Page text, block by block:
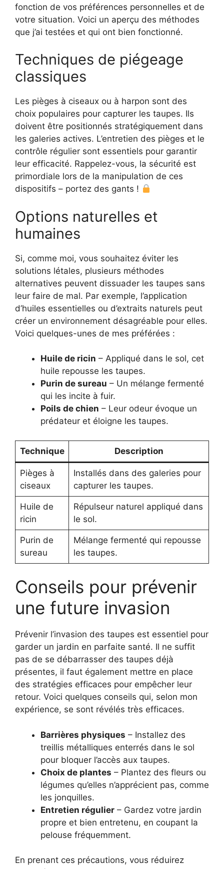
fonction de vos préférences personnelles et de
votre situation. Voici un aperçu des méthodes
que j’ai testées et qui ont bien fonctionné.
Techniques de piégeage
classiques
Les pièges à ciseaux ou à harpon sont des
choix populaires pour capturer les taupes. Ils
doivent être positionnés stratégiquement dans
les galeries actives. L’entretien des pièges et le
contrôle régulier sont essentiels pour garantir
leur efficacité. Rappelez-vous, la sécurité est
primordiale lors de la manipulation de ces
dispositifs – portez des gants !
Options naturelles et
humaines
Si, comme moi, vous souhaitez éviter les
solutions létales, plusieurs méthodes
alternatives peuvent dissuader les taupes sans
leur faire de mal. Par exemple, l’application
d’huiles essentielles ou d’extraits naturels peut
créer un environnement désagréable pour elles.
Voici quelques-unes de mes préférées :
Huile de ricin – Appliqué dans le sol, cet
huile repousse les taupes.
Purin de sureau – Un mélange fermenté
qui les incite à fuir.
Poils de chien – Leur odeur évoque un
prédateur et éloigne les taupes.
Technique Description
Pièges à
ciseaux
Installés dans des galeries pour
capturer les taupes.
Huile de
ricin
Répulseur naturel appliqué dans
le sol.
Purin de
sureau
Mélange fermenté qui repousse
les taupes.
Conseils pour prévenir
une future invasion
Prévenir l’invasion des taupes est essentiel pour
garder un jardin en parfaite santé. Il ne suffit
pas de se débarrasser des taupes déjà
présentes, il faut également mettre en place
des stratégies efficaces pour empêcher leur
retour. Voici quelques conseils qui, selon mon
expérience, se sont révélés très efficaces.
Barrières physiques – Installez des
treillis métalliques enterrés dans le sol
pour bloquer l’accès aux taupes.
Choix de plantes – Plantez des fleurs ou
légumes qu’elles n’apprécient pas, comme
les jonquilles.
Entretien régulier – Gardez votre jardin
propre et bien entretenu, en coupant la
pelouse fréquemment.
En prenant ces précautions, vous réduirez